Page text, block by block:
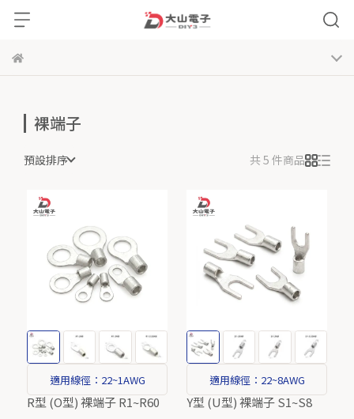
裸端子
預設排序 共 5 件商品
適用線徑：22~1AWG
R型 (O型) 裸端子 R1~R60
適用線徑：22~8AWG
Y型 (U型) 裸端子 S1~S8